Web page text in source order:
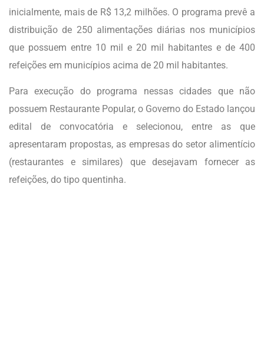
inicialmente, mais de R$ 13,2 milhões. O programa prevê a
distribuição de 250 alimentações diárias nos municípios
que possuem entre 10 mil e 20 mil habitantes e de 400
refeições em municípios acima de 20 mil habitantes.
Para execução do programa nessas cidades que não
possuem Restaurante Popular, o Governo do Estado lançou
edital de convocatória e selecionou, entre as que
apresentaram propostas, as empresas do setor alimentício
(restaurantes e similares) que desejavam fornecer as
refeições, do tipo quentinha.